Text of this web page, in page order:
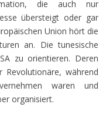
die auch nur
übersteigt oder gar
Union hört die
an. Die tunesische
zu orientieren. Deren
während
waren und
organisiert.